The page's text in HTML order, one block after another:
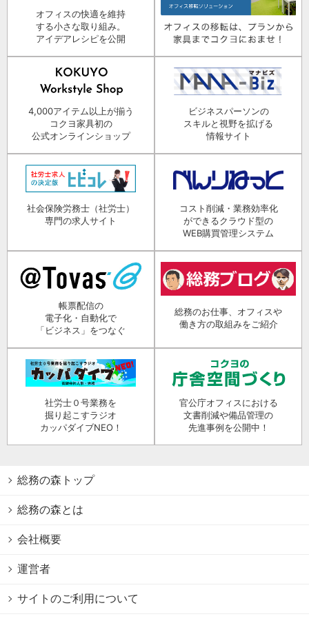
オフィスの快適を維持
する小さな取り組み。
アイデアレシピを公開
4,000アイテム以上が揃う
コクヨ家具初の
公式オンラインショップ
ビジネスパーソンの
スキルと視野を拡げる
情報サイト
社会保険労務士（社労士）
専門の求人サイト
コスト削減・業務効率化
ができるクラウド型の
WEB購買管理システム
帳票配信の
電子化・自動化で
「ビジネス」をつなぐ
総務のお仕事、オフィスや
働き方の取組みをご紹介
社労士０号業務を
掘り起こすラジオ
カッパダイブNEO！
官公庁オフィスにおける
文書削減や備品管理の
先進事例を公開中！
総務の森トップ
総務の森とは
会社概要
運営者
サイトのご利用について